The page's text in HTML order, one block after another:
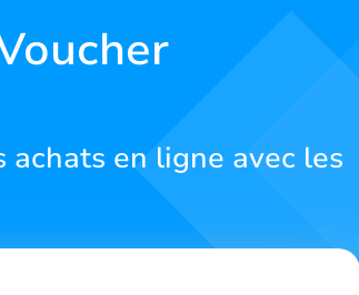
achats en ligne avec les